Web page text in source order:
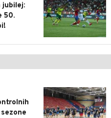
jubilej:
50.
0